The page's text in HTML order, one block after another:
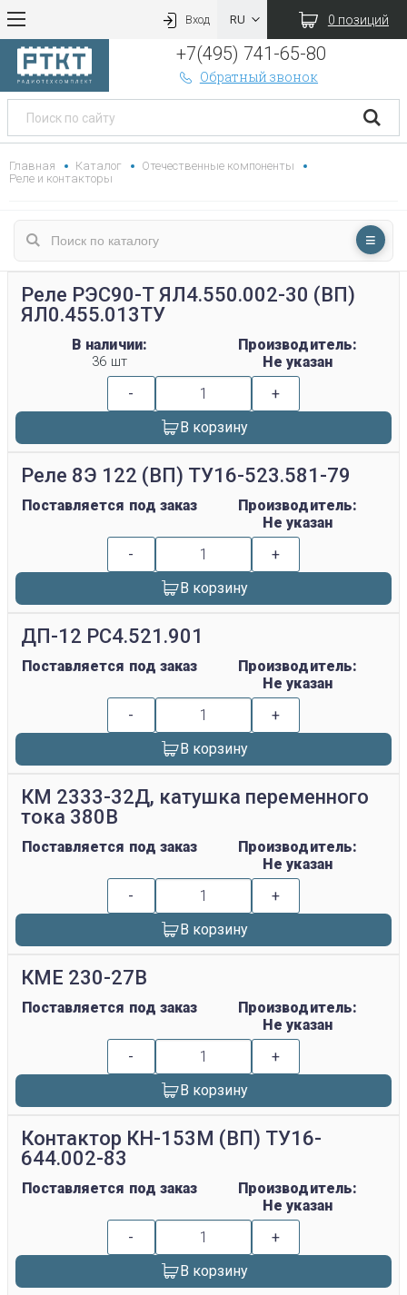
Вход 0 позиций
+7(495) 741-65-80
Обратный звонок
Главная Каталог
Отечественные компоненты
Реле и контакторы
Реле РЭС90-Т ЯЛ4.550.002-30 (ВП)
ЯЛ0.455.013ТУ
В наличии:
36 шт
Производитель:
Не указан
-
+
В корзину
Реле 8Э 122 (ВП) ТУ16-523.581-79
Поставляется под заказ
Производитель:
Не указан
-
+
В корзину
ДП-12 РС4.521.901
Поставляется под заказ
Производитель:
Не указан
-
+
В корзину
КМ 2333-32Д, катушка переменного
тока 380В
Поставляется под заказ
Производитель:
Не указан
-
+
В корзину
КМЕ 230-27В
Поставляется под заказ
Производитель:
Не указан
-
+
В корзину
Контактор КН-153М (ВП) ТУ16-
644.002-83
Поставляется под заказ
Производитель:
Не указан
-
+
В корзину